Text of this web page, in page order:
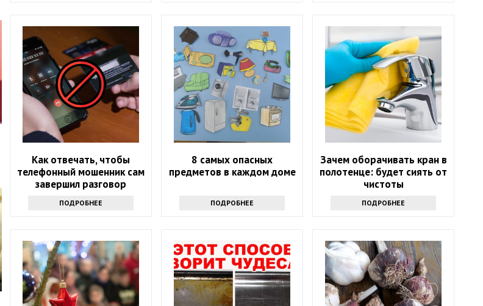
Как отвечать, чтобы
телефонный мошенник сам
завершил разговор
ПОДРОБНЕЕ
8 самых опасных
предметов в каждом доме
ПОДРОБНЕЕ
Зачем оборачивать кран в
полотенце: будет сиять от
чистоты
ПОДРОБНЕЕ